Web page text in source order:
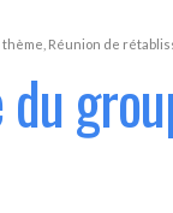
thème Réunion de